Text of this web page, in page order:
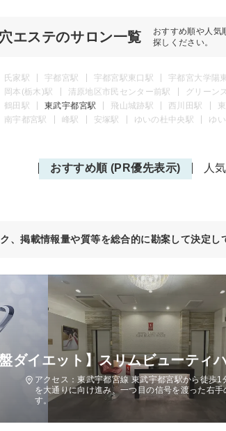
エステのサロン一覧
おすすめ順や人気
探しください。
氏家駅 宇都宮駅 宇都宮駅東口駅 宇都宮大学陽
岡本(栃木)駅
清原地区市民センター前駅 グリーン
鶴田駅
東武宇都宮駅 飛山城跡駅 西川田駅
南宇都宮駅
峰駅 安塚駅 ゆいの杜中央駅 ゆ
おすすめ順 (PR優先表示) 人
、掲載情報量や質等を総合的に勘案して決定し
ダイエット】スリムビューティ
アクセス：東武宇都宮線 東武宇都宮駅から徒歩
を大通りに向け進み、一つ目の信号を渡った右
す。